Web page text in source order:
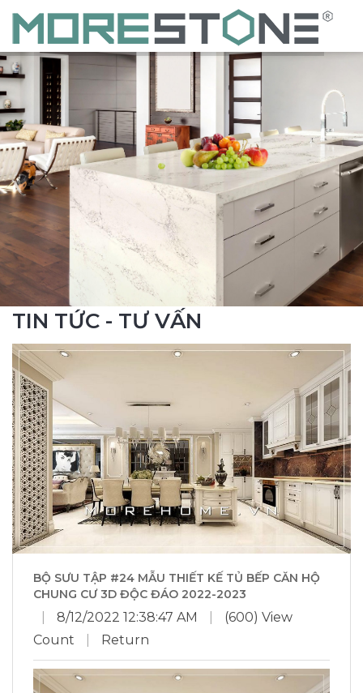
TIN TỨC - TƯ VẤN
BỘ SƯU TẬP #24 MẪU THIẾT KẾ TỦ BẾP CĂN HỘ
CHUNG CƯ 3D ĐỘC ĐÁO 2022-2023
8/12/2022 12:38:47 AM
(600) View
Count
Return